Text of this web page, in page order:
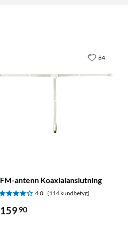
FM-antenn Koaxialanslutning
4.0 (114 kundbetyg)
159 90
84